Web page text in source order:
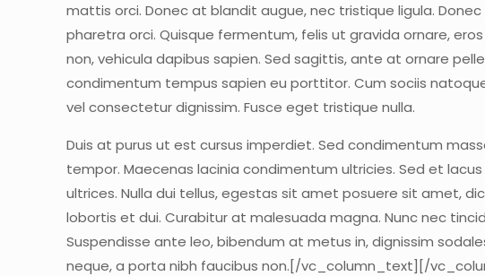
mattis orci. Donec at blandit augue, nec tristique ligula.
pharetra orci. Quisque fermentum, felis ut gravida ornare,
non, vehicula dapibus sapien. Sed sagittis, ante at ornare
condimentum tempus sapien eu porttitor. Cum sociis
vel consectetur dignissim. Fusce eget tristique nulla.
Duis at purus ut est cursus imperdiet. Sed condimentum
tempor. Maecenas lacinia condimentum ultricies. Sed et
ultrices. Nulla dui tellus, egestas sit amet posuere sit amet,
lobortis et dui. Curabitur at malesuada magna. Nunc nec
Suspendisse ante leo, bibendum at metus in, dignissim
neque, a porta nibh faucibus non.[/vc_column_text][/